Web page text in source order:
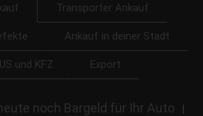
Transporter Ankauf
Ankauf in deiner Stadt
und KFZ Export
noch Bargeld für Ihr Auto |